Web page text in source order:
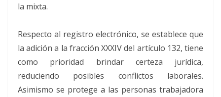
la mixta.
Respecto al registro electrónico, se establece que
la adición a la fracción XXXIV del artículo 132, tiene
como prioridad brindar certeza jurídica,
reduciendo posibles conflictos laborales.
Asimismo se protege a las personas trabajadora